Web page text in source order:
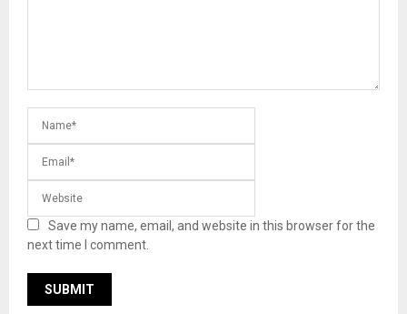
Save my name, email, and website in this browser for the
next time I comment.